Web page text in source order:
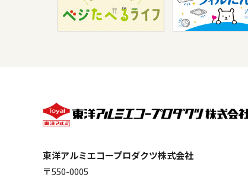
東洋アルミエコープロダクツ株式会社
〒550-0005